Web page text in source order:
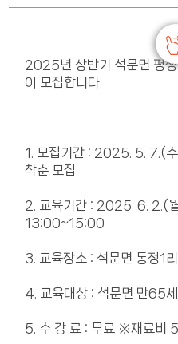
2025년 상반기 석문면 평
이 모집합니다.
1. 모집기간 : 2025. 5. 7.(
착순 모집
2. 교육기간 : 2025. 6. 2.(
13:00~15:00
3. 교육장소 : 석문면 통정1
4. 교육대상 : 석문면 만65
5. 수 강 료 : 무료 ※재료비